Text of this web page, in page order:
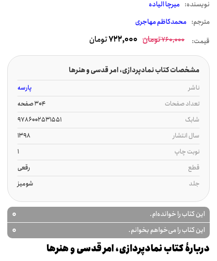
نويسنده: میرچا الیاده
مترجم: محمدکاظم مهاجری
قیمت: 760,000تومان 722,000تومان
مشخصات کتاب نمادپردازی، امر قدسی و هنرها
ناشر
پارسه
تعداد صفحات
304 صفحه
شابک
9786002531551
سال انتشار
1398
نوبت چاپ
1
قطع
رقعی
جلد
شومیز
این کتاب را خوانده‌ام. 0
این کتاب را می‌خواهم بخوانم. 0
دربارۀ کتاب نمادپردازی، امر قدسی و هنرها